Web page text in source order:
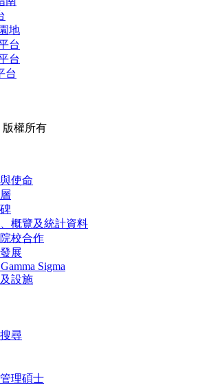
地
台
台
台
版權所有
使命
概覽及統計資料
校合作
展
Sigma
設施
尋
理碩士